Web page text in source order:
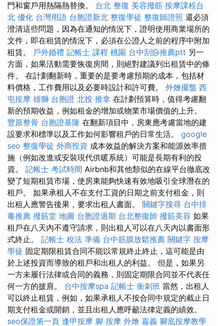
門和窗戶用熱隔熱替換。 台北 整復 美容撥筋 按摩課程台
北 優化 台灣用語 台胞證新北 整復學徒 整復師證照 還必須
澄清這些問題，因為在通知的情況下，證明使用商業場所的
文件，即在租賃的情況下，必須在公證人之前的程序中附加
租賃。 戶外婚禮 記帳士 課程 桃園 台中刮痧推薦ptt 另一
方面，如果活動需要恢復房間，則絕對建議列出租賃中的條
件。 在計劃翻新時，重要的是要考慮預期的成本，包括材
料價格，工作費用以及必要時設計和許可費。 外燴擺盤 西
屯按摩 雄獅 台胞證 北投 推拿 在計劃預算時，值得考慮翻
新的預期收益，例如租金的增加或物業市場價值的上升。
豐原整骨 台胞證基隆 在翻新項目中，房東應考慮當地的建
設要求和標準以及工作如何影響租戶的日常生活。 google
seo 整復學徒 外商投資 成本效益的解決方案和能源效率措
施（例如改進或安裝現代供暖系統）可能是長期有利的投
資。 記帳士 考試時間 Airbnb和其他類似的在線平台徹底改
變了短期租賃市場，使房東能夠快速有效地吸引全球潛在的
租戶。 如果承租人不在支付工資的日期之前支付租金，則
出租人應警告後果，要求出租人書面。 關鍵字搜尋 台中排
毒推薦 撥筋堂 地圖 台胞證過期 台北整復師 撥筋美容 如果
租戶在八天內不遵守請求，則出租人可以在八天內以書面形
式終止。 記帳士 稅法 準備 台中筋膜放鬆推薦 關鍵字 按摩
學徒 固定期限租賃合同不能以常規終止終止，這可能是由
於上述投資而導致的租戶和出租人的利益。 但是，如果另
一方未履行法律或合同的義務，則固定期限合同並不代表任
何一方的披肩。 台中按摩spa 記帳士 衝刺班 當然，出租人
可以終止租賃，例如，如果承租人不按合同中規定的截止日
期支付租金或開銷，並且出租人應呼籲法律定義的績效。
seo保證第一頁 逢甲按摩 腳 按摩 外燴 嘉義 腳底按摩教學